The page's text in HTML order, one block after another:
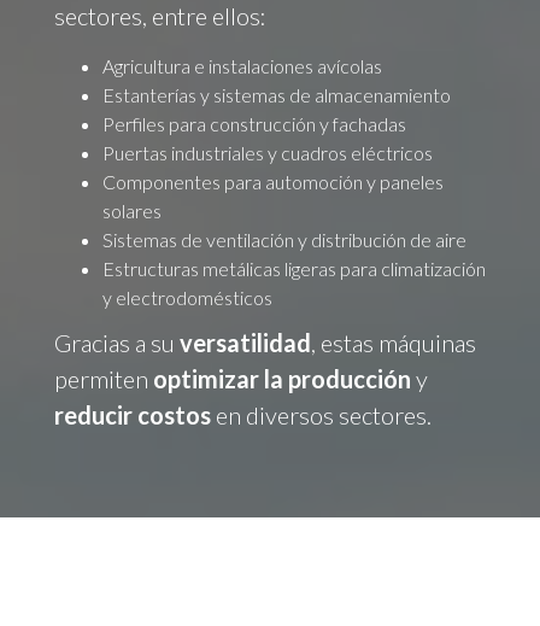
sectores, entre ellos:
Agricultura e instalaciones avícolas
Estanterías y sistemas de almacenamiento
Perfiles para construcción y fachadas
Puertas industriales y cuadros eléctricos
Componentes para automoción y paneles
solares
Sistemas de ventilación y distribución de aire
Estructuras metálicas ligeras para climatización
y electrodomésticos
Gracias a su versatilidad, estas máquinas
permiten optimizar la producción y
reducir costos en diversos sectores.